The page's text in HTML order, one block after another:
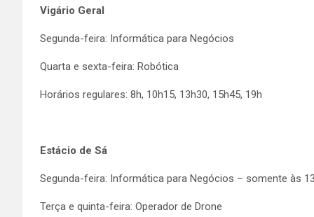
Vigário Geral
Segunda-feira: Informática para Negócios
Quarta e sexta-feira: Robótica
Horários regulares: 8h, 10h15, 13h30, 15h45, 19h
Estácio de Sá
Segunda-feira: Informática para Negócios – somente às
Terça e quinta-feira: Operador de Drone